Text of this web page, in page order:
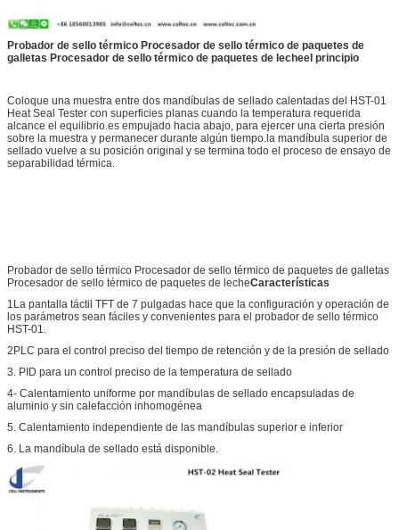
Probador de sello térmico Procesador de sello térmico de paquetes de
galletas Procesador de sello térmico de paquetes de lecheel principio
Coloque una muestra entre dos mandíbulas de sellado calentadas del HST-01
Heat Seal Tester con superficies planas cuando la temperatura requerida
alcance el equilibrio.es empujado hacia abajo, para ejercer una cierta presión
sobre la muestra y permanecer durante algún tiempo.la mandíbula superior de
sellado vuelve a su posición original y se termina todo el proceso de ensayo de
separabilidad térmica.
Probador de sello térmico Procesador de sello térmico de paquetes de galletas
Procesador de sello térmico de paquetes de lecheCaracterísticas
1La pantalla táctil TFT de 7 pulgadas hace que la configuración y operación de
los parámetros sean fáciles y convenientes para el probador de sello térmico
HST-01.
2PLC para el control preciso del tiempo de retención y de la presión de sellado
3. PID para un control preciso de la temperatura de sellado
4- Calentamiento uniforme por mandíbulas de sellado encapsuladas de
aluminio y sin calefacción inhomogénea
5. Calentamiento independiente de las mandíbulas superior e inferior
6. La mandíbula de sellado está disponible.